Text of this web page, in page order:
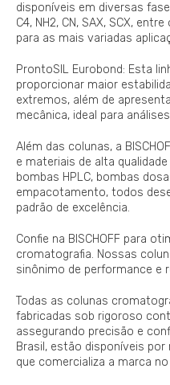
disponíveis em diversas
C4, NH2, CN, SAX, SCX,
para as mais variadas
ProntoSIL Eurobond: Esta
proporcionar maior
extremos, além de
mecânica, ideal para
Além das colunas, a
e materiais de alta
bombas HPLC, bombas
empacotamento, todos
padrão de excelência.
Confie na BISCHOFF para
cromatografia. Nossas
sinônimo de performance e
Todas as colunas
fabricadas sob rigoroso
assegurando precisão e
Brasil, estão disponíveis por
que comercializa a marca no